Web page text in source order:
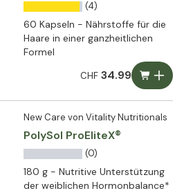
(4)
60 Kapseln - Nährstoffe für die
Haare in einer ganzheitlichen
Formel
CHF34.99
New Care von Vitality Nutritionals
PolySol ProEliteX®
(0)
180 g - Nutritive Unterstützung
der weiblichen Hormonbalance*